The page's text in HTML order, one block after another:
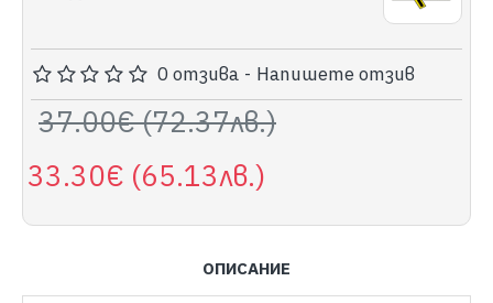
0 отзива - Напишете отзив
37.00€ (72.37лв.)
33.30€ (65.13лв.)
ОПИСАНИЕ